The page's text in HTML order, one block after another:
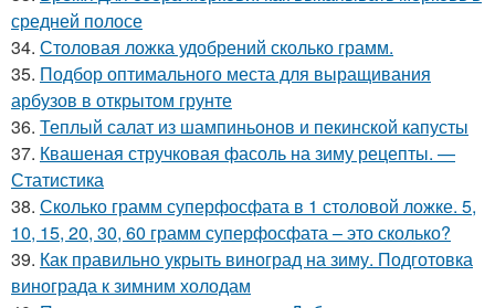
средней полосе
34. Столовая ложка удобрений сколько грамм.
35. Подбор оптимального места для выращивания
арбузов в открытом грунте
36. Теплый салат из шампиньонов и пекинской капусты
37. Квашеная стручковая фасоль на зиму рецепты. —
Статистика
38. Сколько грамм суперфосфата в 1 столовой ложке. 5,
10, 15, 20, 30, 60 грамм суперфосфата – это сколько?
39. Как правильно укрыть виноград на зиму. Подготовка
винограда к зимним холодам